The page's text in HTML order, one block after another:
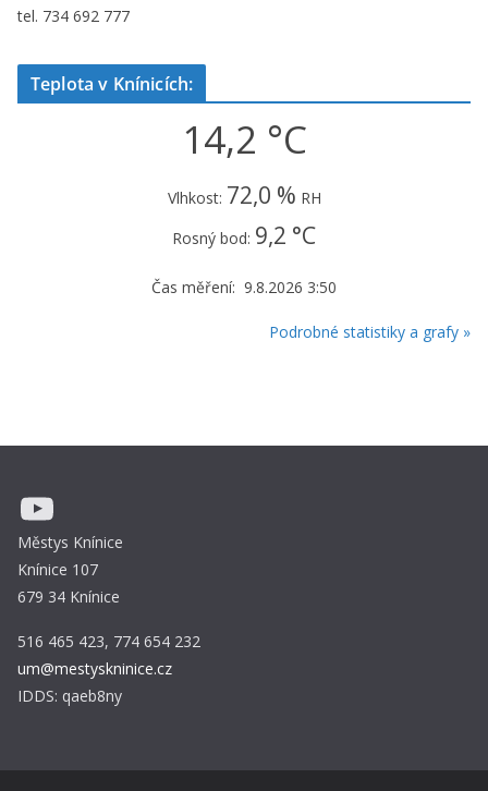
tel. 734 692 777
Teplota v Knínicích:
14,2 °C
Vlhkost: 72,0 % RH
Rosný bod: 9,2 °C
Čas měření: 9.8.2026 3:50
Podrobné statistiky a grafy »
YouTube
Městys Knínice
Knínice 107
679 34 Knínice
516 465 423, 774 654 232
um@mestyskninice.cz
IDDS: qaeb8ny